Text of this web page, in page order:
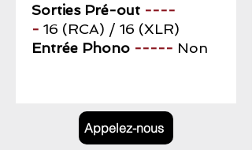
Sorties Pré-out ----
- 16 (RCA) / 16 (XLR)
Entrée Phono ----- Non
Appelez-nous